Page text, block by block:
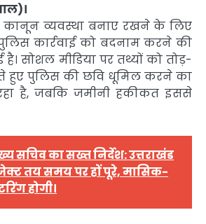
कानून व्यवस्था बनाए रखने के लिए
कार्रवाई को बदनाम करने की
सोशल मीडिया पर तथ्यों को तोड़-
हुए पुलिस की छवि धूमिल करने का
है, जबकि जमीनी हकीकत इससे
सचिव का सख्त निर्देश: उत्तराखंड
तय समय पर हों पूरे, मासिक-
होगी।